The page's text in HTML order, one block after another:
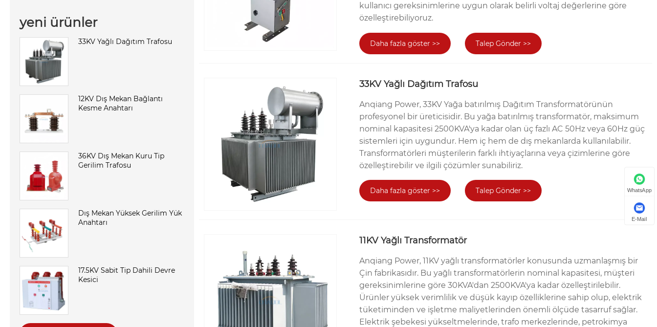
yeni ürünler
33KV Yağlı Dağıtım Trafosu
12KV Dış Mekan Bağlantı
Kesme Anahtarı
36KV Dış Mekan Kuru Tip
Gerilim Trafosu
Dış Mekan Yüksek Gerilim Yük
Anahtarı
17.5KV Sabit Tip Dahili Devre
Kesici
kullanıcı gereksinimlerine uygun olarak belirli voltaj değerlerine göre
özelleştirebiliyoruz.
Daha fazla göster >> Talep Gönder >>
33KV Yağlı Dağıtım Trafosu
Anqiang Power, 33KV Yağa batırılmış Dağıtım Transformatörünün
profesyonel bir üreticisidir. Bu yağa batırılmış transformatör, maksimum
nominal kapasitesi 2500KVA'ya kadar olan üç fazlı AC 50Hz veya 60Hz güç
sistemleri için uygundur. Hem iç hem de dış mekanlarda kullanılabilir.
Transformatörleri müşterilerin farklı ihtiyaçlarına veya çizimlerine göre
özelleştirebilir ve ilgili çözümler sunabiliriz.
Daha fazla göster >> Talep Gönder >>
11KV Yağlı Transformatör
Anqiang Power, 11KV yağlı transformatörler konusunda uzmanlaşmış bir
Çin fabrikasıdır. Bu yağlı transformatörlerin nominal kapasitesi, müşteri
gereksinimlerine göre 30KVA'dan 2500KVA'ya kadar özelleştirilebilir.
Ürünler yüksek verimlilik ve düşük kayıp özelliklerine sahip olup, elektrik
tüketiminden ve işletme maliyetlerinden önemli ölçüde tasarruf sağlar.
Elektrik şebekesi yükseltmelerinde, trafo merkezlerinde, petrokimya
WhatsApp
E-Mail